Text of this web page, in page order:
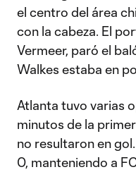
el centro del área
con la cabeza. El
Vermeer, paró el
Walkes estaba en
Atlanta tuvo varias
minutos de la
no resultaron en
0, manteniendo a